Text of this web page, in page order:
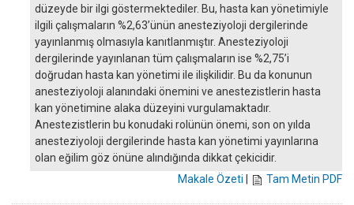
düzeyde bir ilgi göstermektediler. Bu, hasta kan yönetimiyle
ilgili çalışmaların %2,63’ünün anesteziyoloji dergilerinde
yayınlanmış olmasıyla kanıtlanmıştır. Anesteziyoloji
dergilerinde yayınlanan tüm çalışmaların ise %2,75’i
doğrudan hasta kan yönetimi ile ilişkilidir. Bu da konunun
anesteziyoloji alanındaki önemini ve anestezistlerin hasta
kan yönetimine alaka düzeyini vurgulamaktadır.
Anestezistlerin bu konudaki rolünün önemi, son on yılda
anesteziyoloji dergilerinde hasta kan yönetimi yayınlarına
olan eğilim göz önüne alındığında dikkat çekicidir.
Makale Özeti
Tam Metin PDF